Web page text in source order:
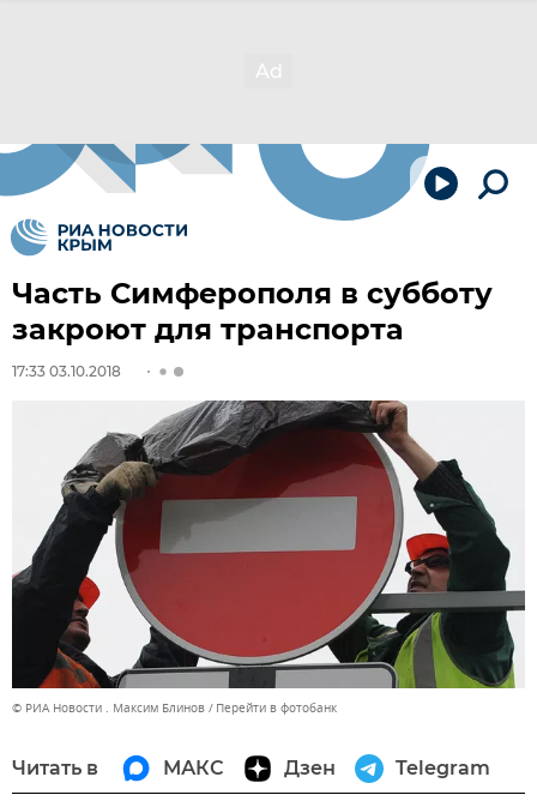
Часть Симферополя в субботу
закроют для транспорта
17:33 03.10.2018
© РИА Новости . Максим Блинов Перейти в фотобанк
Читать в МАКС Дзен Telegram